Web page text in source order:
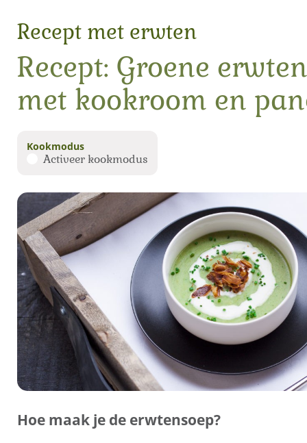
Kookmodus
Activeer kookmodus
Recept: Groene
met kookroom en
Recept met erwten
Hoe maak je de erwtensoep?